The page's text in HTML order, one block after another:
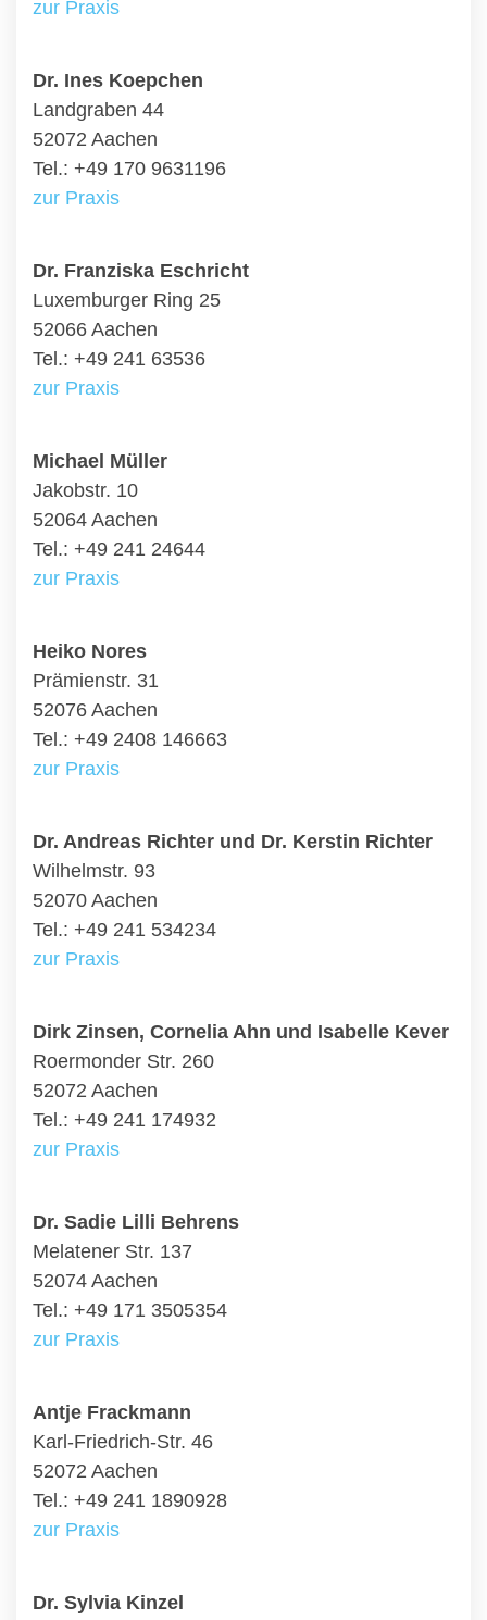
zur Praxis
Dr. Ines Koepchen
Landgraben 44
52072 Aachen
Tel.: +49 170 9631196
zur Praxis
Dr. Franziska Eschricht
Luxemburger Ring 25
52066 Aachen
Tel.: +49 241 63536
zur Praxis
Michael Müller
Jakobstr. 10
52064 Aachen
Tel.: +49 241 24644
zur Praxis
Heiko Nores
Prämienstr. 31
52076 Aachen
Tel.: +49 2408 146663
zur Praxis
Dr. Andreas Richter und Dr. Kerstin Richter
Wilhelmstr. 93
52070 Aachen
Tel.: +49 241 534234
zur Praxis
Dirk Zinsen, Cornelia Ahn und Isabelle Kever
Roermonder Str. 260
52072 Aachen
Tel.: +49 241 174932
zur Praxis
Dr. Sadie Lilli Behrens
Melatener Str. 137
52074 Aachen
Tel.: +49 171 3505354
zur Praxis
Antje Frackmann
Karl-Friedrich-Str. 46
52072 Aachen
Tel.: +49 241 1890928
zur Praxis
Dr. Sylvia Kinzel